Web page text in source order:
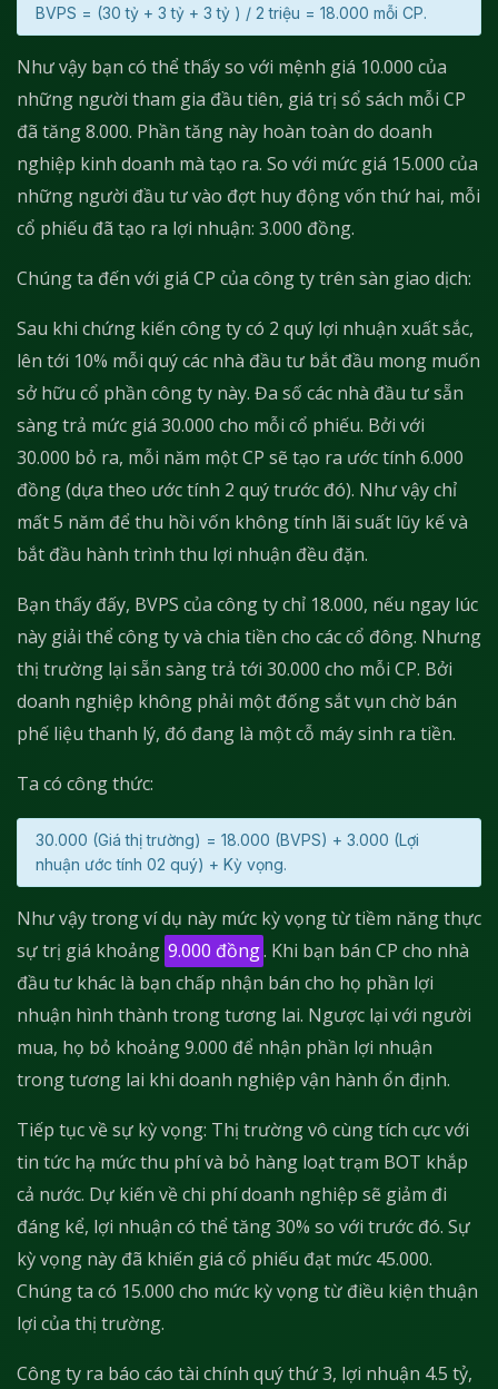
BVPS = (30 tỷ + 3 tỷ + 3 tỷ ) / 2 triệu = 18.000 mỗi CP.
Như vậy bạn có thể thấy so với mệnh giá 10.000 của
những người tham gia đầu tiên, giá trị sổ sách mỗi CP
đã tăng 8.000. Phần tăng này hoàn toàn do doanh
nghiệp kinh doanh mà tạo ra. So với mức giá 15.000 của
những người đầu tư vào đợt huy động vốn thứ hai, mỗi
cổ phiếu đã tạo ra lợi nhuận: 3.000 đồng.
Chúng ta đến với giá CP của công ty trên sàn giao dịch:
Sau khi chứng kiến công ty có 2 quý lợi nhuận xuất sắc,
lên tới 10% mỗi quý các nhà đầu tư bắt đầu mong muốn
sở hữu cổ phần công ty này. Đa số các nhà đầu tư sẵn
sàng trả mức giá 30.000 cho mỗi cổ phiếu. Bởi với
30.000 bỏ ra, mỗi năm một CP sẽ tạo ra ước tính 6.000
đồng (dựa theo ước tính 2 quý trước đó). Như vậy chỉ
mất 5 năm để thu hồi vốn không tính lãi suất lũy kế và
bắt đầu hành trình thu lợi nhuận đều đặn.
Bạn thấy đấy, BVPS của công ty chỉ 18.000, nếu ngay lúc
này giải thể công ty và chia tiền cho các cổ đông. Nhưng
thị trường lại sẵn sàng trả tới 30.000 cho mỗi CP. Bởi
doanh nghiệp không phải một đống sắt vụn chờ bán
phế liệu thanh lý, đó đang là một cỗ máy sinh ra tiền.
Ta có công thức:
30.000 (Giá thị trường) = 18.000 (BVPS) + 3.000 (Lợi
nhuận ước tính 02 quý) + Kỳ vọng.
Như vậy trong ví dụ này mức kỳ vọng từ tiềm năng thực
sự trị giá khoảng 9.000 đồng. Khi bạn bán CP cho nhà
đầu tư khác là bạn chấp nhận bán cho họ phần lợi
nhuận hình thành trong tương lai. Ngược lại với người
mua, họ bỏ khoảng 9.000 để nhận phần lợi nhuận
trong tương lai khi doanh nghiệp vận hành ổn định.
Tiếp tục về sự kỳ vọng: Thị trường vô cùng tích cực với
tin tức hạ mức thu phí và bỏ hàng loạt trạm BOT khắp
cả nước. Dự kiến về chi phí doanh nghiệp sẽ giảm đi
đáng kể, lợi nhuận có thể tăng 30% so với trước đó. Sự
kỳ vọng này đã khiến giá cổ phiếu đạt mức 45.000.
Chúng ta có 15.000 cho mức kỳ vọng từ điều kiện thuận
lợi của thị trường.
Công ty ra báo cáo tài chính quý thứ 3, lợi nhuận 4.5 tỷ,